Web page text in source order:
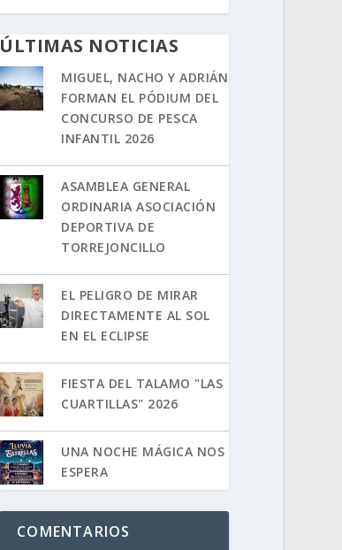
ÚLTIMAS NOTICIAS
MIGUEL, NACHO Y ADRIÁN
FORMAN EL PÓDIUM DEL
CONCURSO DE PESCA
INFANTIL 2026
ASAMBLEA GENERAL
ORDINARIA ASOCIACIÓN
DEPORTIVA DE
TORREJONCILLO
EL PELIGRO DE MIRAR
DIRECTAMENTE AL SOL
EN EL ECLIPSE
FIESTA DEL TALAMO "LAS
CUARTILLAS" 2026
UNA NOCHE MÁGICA NOS
ESPERA
COMENTARIOS